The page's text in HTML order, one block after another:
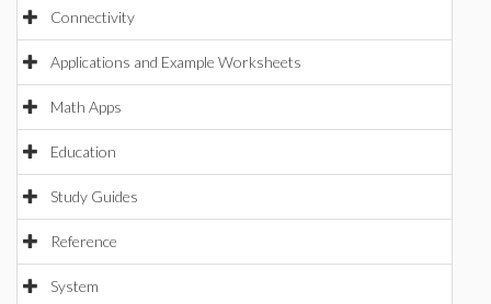
Connectivity
Applications and Example Worksheets
Math Apps
Education
Study Guides
Reference
System